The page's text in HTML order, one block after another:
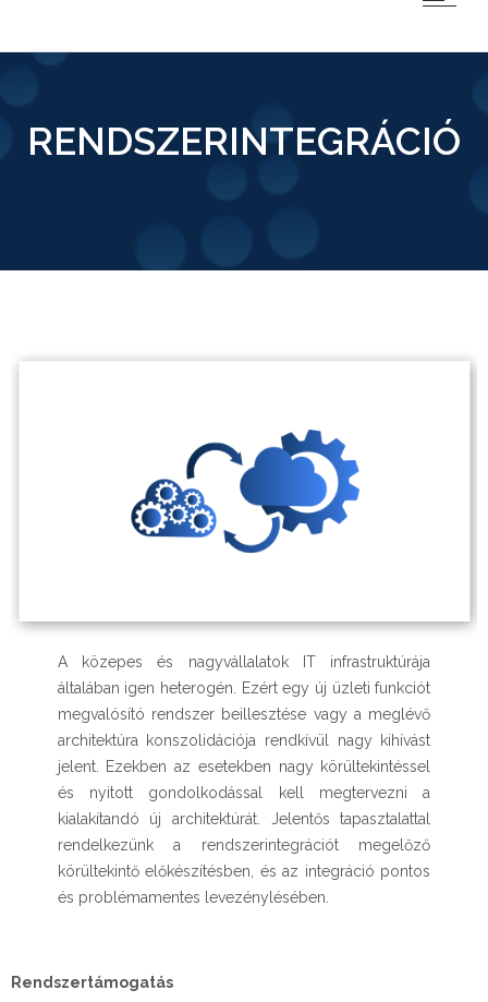
RENDSZERINTEGRÁCIÓ
A közepes és nagyvállalatok IT infrastruktúrája
általában igen heterogén. Ezért egy új üzleti funkciót
megvalósító rendszer beillesztése vagy a meglévő
architektúra konszolidációja rendkívül nagy kihívást
jelent. Ezekben az esetekben nagy körültekintéssel
és nyitott gondolkodással kell megtervezni a
kialakítandó új architektúrát. Jelentős tapasztalattal
rendelkezünk a rendszerintegrációt megelőző
körültekintő előkészítésben, és az integráció pontos
és problémamentes levezénylésében.
Rendszertámogatás